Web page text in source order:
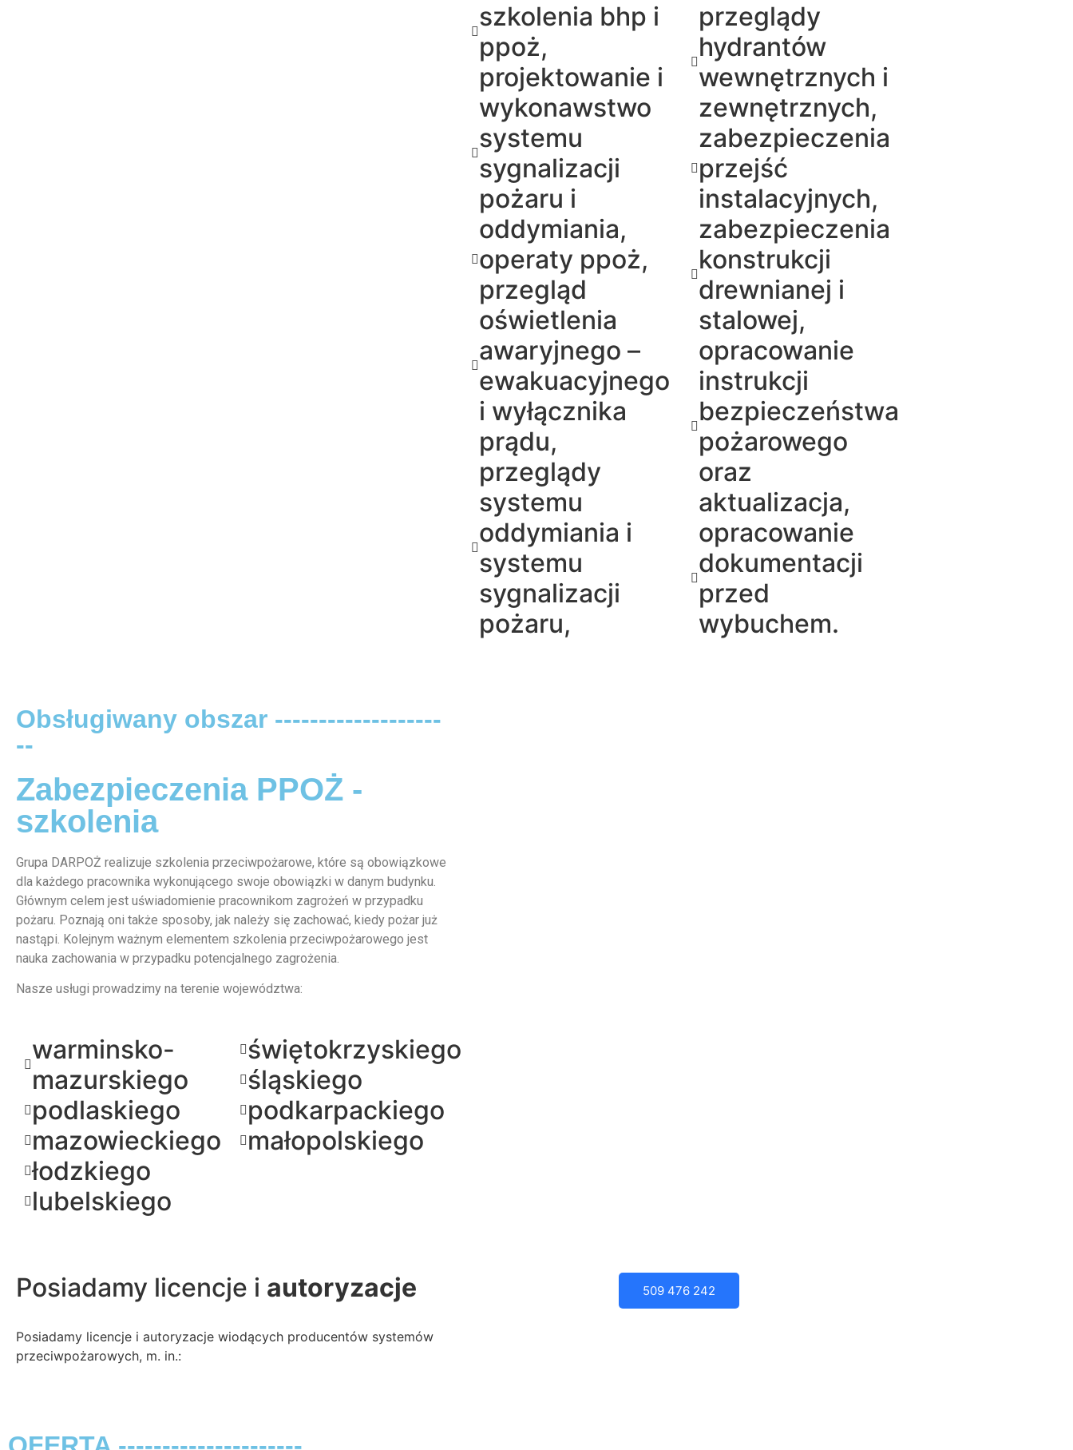
szkolenia bhp i
ppoż,
projektowanie i
wykonawstwo
systemu
sygnalizacji
pożaru i
oddymiania,
operaty ppoż,
przegląd
oświetlenia
awaryjnego –
ewakuacyjnego
i wyłącznika
prądu,
przeglądy
systemu
oddymiania i
systemu
sygnalizacji
pożaru,
przeglądy
hydrantów
wewnętrznych i
zewnętrznych,
zabezpieczenia
przejść
instalacyjnych,
zabezpieczenia
konstrukcji
drewnianej i
stalowej,
opracowanie
instrukcji
bezpieczeństwa
pożarowego
oraz
aktualizacja,
opracowanie
dokumentacji
przed
wybuchem.
Obsługiwany obszar -------------------
--
Zabezpieczenia PPOŻ -
szkolenia
Grupa DARPOŻ realizuje szkolenia przeciwpożarowe, które są obowiązkowe
dla każdego pracownika wykonującego swoje obowiązki w danym budynku.
Głównym celem jest uświadomienie pracownikom zagrożeń w przypadku
pożaru. Poznają oni także sposoby, jak należy się zachować, kiedy pożar już
nastąpi. Kolejnym ważnym elementem szkolenia przeciwpożarowego jest
nauka zachowania w przypadku potencjalnego zagrożenia.
Nasze usługi prowadzimy na terenie województwa:
warminsko-
mazurskiego
podlaskiego
mazowieckiego
łodzkiego
lubelskiego
świętokrzyskiego
śląskiego
podkarpackiego
małopolskiego
Posiadamy licencje i autoryzacje
Posiadamy licencje i autoryzacje wiodących producentów systemów
przeciwpożarowych, m. in.:
509 476 242